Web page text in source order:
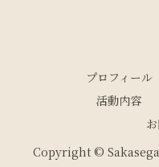
プロフィール
活動内容
Copyright ©